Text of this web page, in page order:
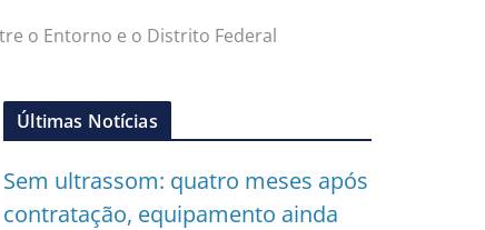
o Entorno e o Distrito Federal
Últimas Notícias
Sem ultrassom: quatro meses após
contratação, equipamento ainda